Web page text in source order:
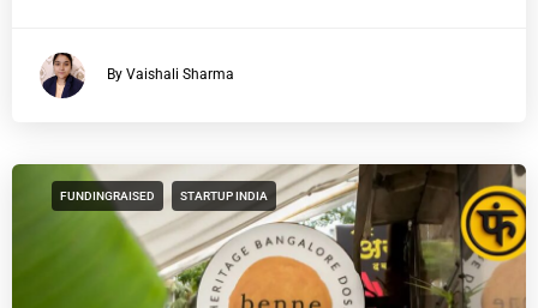
By Vaishali Sharma
FUNDINGRAISED STARTUP INDIA